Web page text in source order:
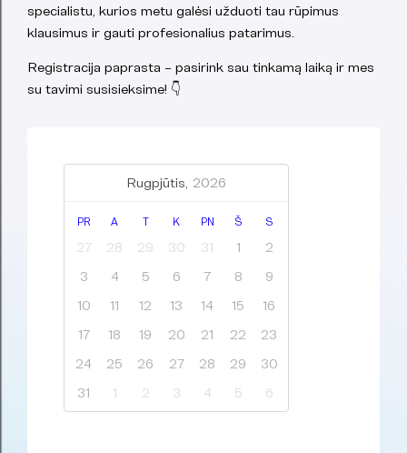
specialistu, kurios metu galėsi užduoti tau rūpimus
klausimus ir gauti profesionalius patarimus.
Registracija paprasta – pasirink sau tinkamą laiką ir mes
su tavimi susisieksime! 👇
Rugpjūtis, 2026
PR A T K PN Š S
27 28 29 30 31 1
2
3
4 5 6 7 8
9
10
11 12 13 14 15
16
17
18 19 20 21 22
23
24
25 26 27 28 29
30
31
1 2 3 4 5 6